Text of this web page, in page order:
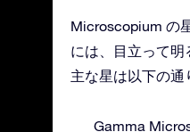
Microscopium の
には、目立って明
主な星は以下の通
Gamma